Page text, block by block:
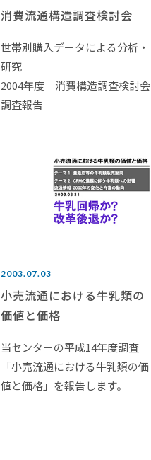
消費流通構造調査検討会
世帯別購入データによる分析・
研究
2004年度 消費構造調査検討会
調査報告
2003.07.03
小売流通における牛乳類の
価値と価格
当センターの平成14年度調査
「小売流通における牛乳類の価
値と価格」を報告します。